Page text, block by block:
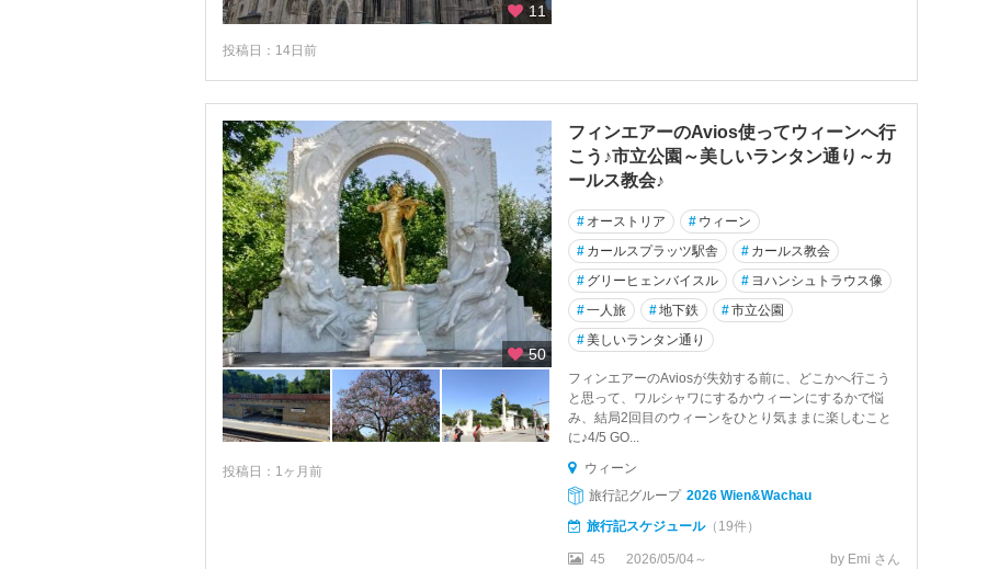
11
投稿日：14日前
50
投稿日：1ヶ月前
フィンエアーのAvios使ってウィーンへ行
こう♪市立公園～美しいランタン通り～カ
ールス教会♪
# オーストリア # ウィーン
# カールスプラッツ駅舎 # カールス教会
# グリーヒェンバイスル # ヨハンシュトラウス像
#一人旅 #地下鉄 #市立公園
#美しいランタン通り
フィンエアーのAviosが失効する前に、どこかへ行こう
と思って、ワルシャワにするかウィーンにするかで悩
み、結局2回目のウィーンをひとり気ままに楽しむこと
に♪4/5 GO...
ウィーン
旅行記グループ 2026 Wien&Wachau
旅行記スケジュール（19件）
45 2026/05/04～ by Emi さん